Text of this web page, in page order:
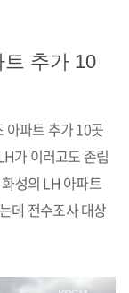
추가 10
아파트 추가 10곳
가 이러고도 존립
성의 LH 아파트
데 전수조사 대상